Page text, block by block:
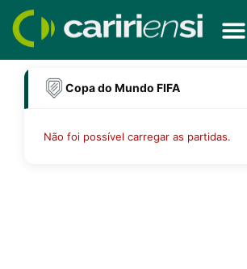
para
conteúdo
Copa do Mundo FIFA
Não foi possível carregar as partidas.